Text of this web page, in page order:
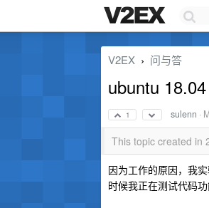
V2EX › 问与答
ubuntu
1 sulenn ·
This topic created in
因为工作的原因，我
时候我正在测试代码